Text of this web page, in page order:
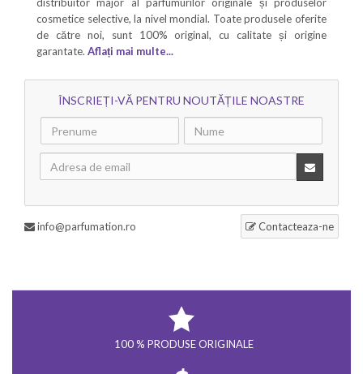
distribuitor major al parfumurilor originale și produselor
cosmetice selective, la nivel mondial. Toate produsele oferite
de către noi, sunt 100% original, cu calitate și origine
garantate. Aflați mai multe...
ÎNSCRIEȚI-VĂ PENTRU NOUTĂȚILE NOASTRE
Contacteaza-ne
info@parfumation.ro
100 % PRODUSE ORIGINALE